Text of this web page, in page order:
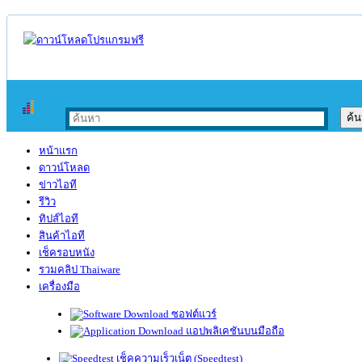
หน้าแรก
ดาวน์โหลด
ข่าวไอที
รีวิว
ทิปส์ไอที
สินค้าไอที
เช็ครอบหนัง
รวมคลิป Thaiware
เครื่องมือ
ซอฟต์แวร์
แอปพลิเคชันบนมือถือ
เช็คความเร็วเน็ต (Speedtest)